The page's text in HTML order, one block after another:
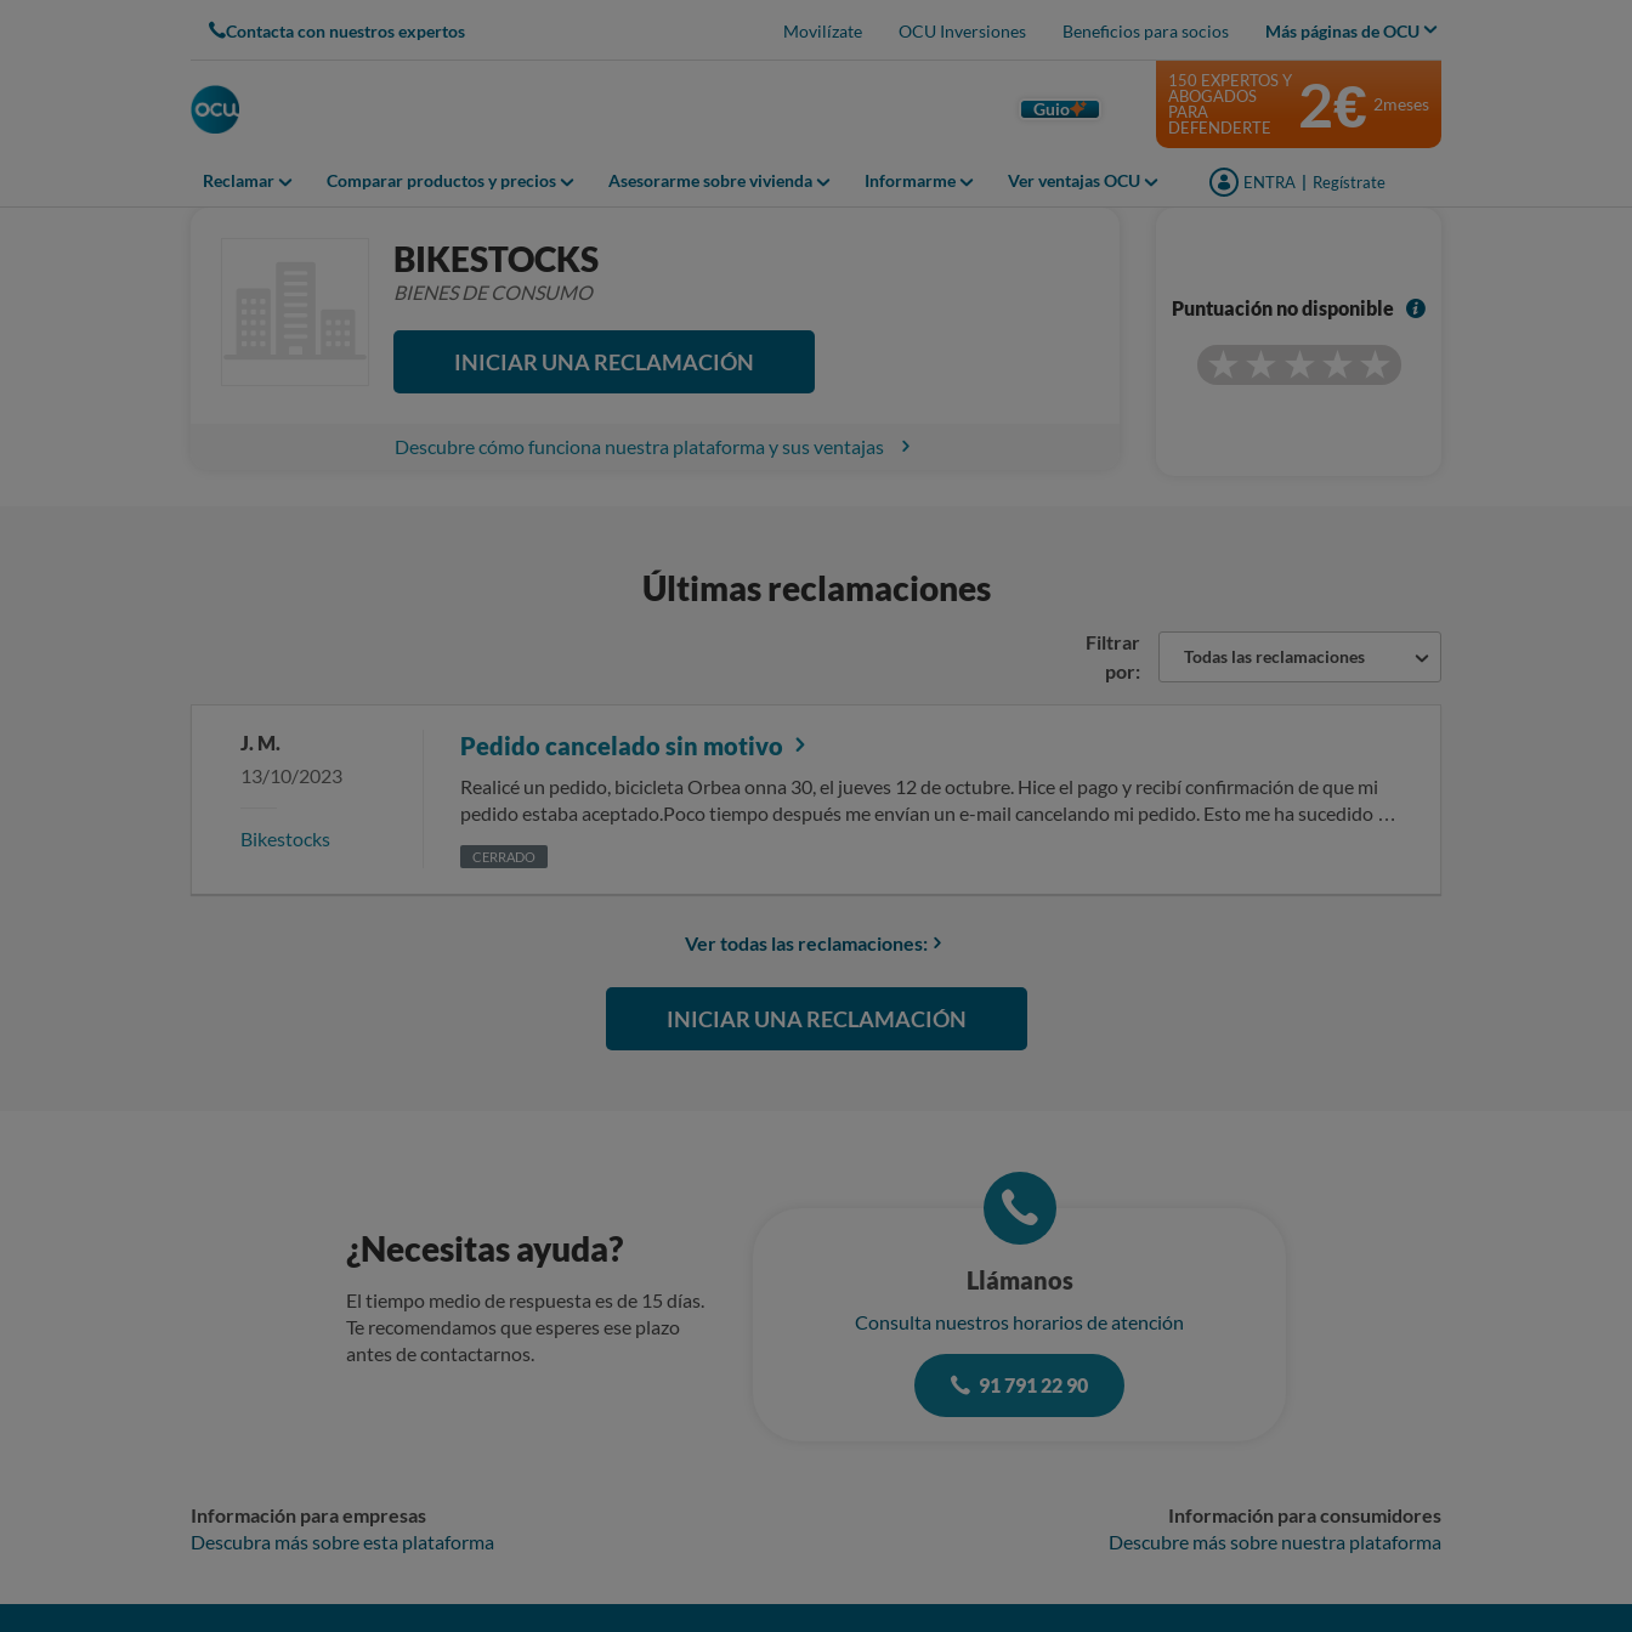
Contacta con nuestros expertos Movilízate OCU Inversiones Beneficios para socios Más páginas de OCU
Guio
Reclamar Comparar productos y precios Asesorarme sobre vivienda Informarme Ver ventajas OCU ENTRA Regístrate
150 EXPERTOS Y
ABOGADOS
PARA
DEFENDERTE
2€ 2meses
BIKESTOCKS
BIENES DE CONSUMO
INICIAR UNA RECLAMACIÓN
Descubre cómo funciona nuestra plataforma y sus ventajas
Puntuación no disponible
I
Últimas reclamaciones
Filtrar
por:
Todas las reclamaciones
J. M.
13/10/2023
Bikestocks
Pedido cancelado sin motivo
Realicé un pedido, bicicleta Orbea onna 30, el jueves 12 de octubre. Hice el pago y recibí confirmación de que mi
pedido estaba aceptado.Poco tiempo después me envían un e-mail cancelando mi pedido. Esto me ha sucedido a
mí y a muchas más personas afectadas.Cuál es nuestra sorpresa cuando veis que en la web han subido el precio de
la bicicleta 170 euros más, con lo cual no es un problema de stock.Ahora esta empresa nos pide pagar el IVA si
CERRADO
Ver todas las reclamaciones:
INICIAR UNA RECLAMACIÓN
¿Necesitas ayuda?
El tiempo medio de respuesta es de 15 días.
Te recomendamos que esperes ese plazo
antes de contactarnos.
Llámanos
Consulta nuestros horarios de atención
91 791 22 90
Información para empresas
Descubra más sobre esta plataforma
Información para consumidores
Descubre más sobre nuestra plataforma